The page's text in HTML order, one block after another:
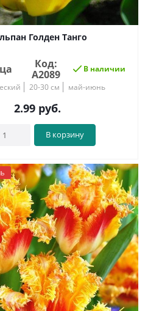
Голден Танго
Код:
А2089
В наличии
20-30 см май-июнь
2.99руб.
В корзину